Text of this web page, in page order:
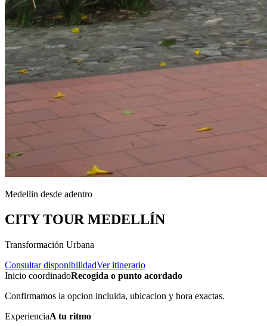
Medellin desde adentro
CITY TOUR MEDELLÍN
Transformación Urbana
Consultar disponibilidadVer itinerario
Inicio coordinadoRecogida o punto acordado
Confirmamos la opcion incluida, ubicacion y hora exactas.
ExperienciaA tu ritmo